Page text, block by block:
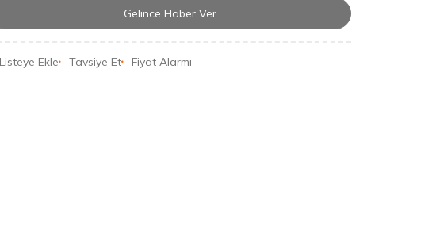
Gelince Haber Ver
Listeye Ekle Tavsiye Et Fiyat Alarmı